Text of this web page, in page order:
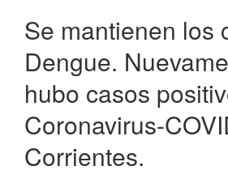
Se mantienen los
Dengue.
hubo casos
Coronavirus-
Corrientes.